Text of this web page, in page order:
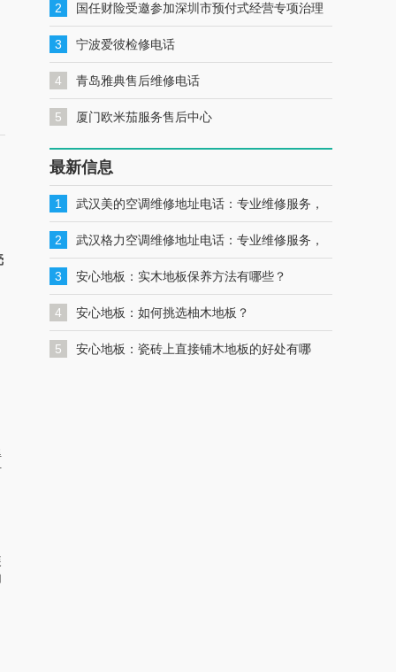
2 国任财险受邀参加深圳市预付式经营专项治理
工作推进会暨预付式经营领域保险签约仪式
3 宁波爱彼检修电话
4 青岛雅典售后维修电话
5 厦门欧米茄服务售后中心
最新信息
1 武汉美的空调维修地址电话：专业维修服务，
一键联系解决您的美的空调问题
2 武汉格力空调维修地址电话：专业维修服务，
一键联系解决您的格力空调问题
3 安心地板：实木地板保养方法有哪些？
4 安心地板：如何挑选柚木地板？
5 安心地板：瓷砖上直接铺木地板的好处有哪